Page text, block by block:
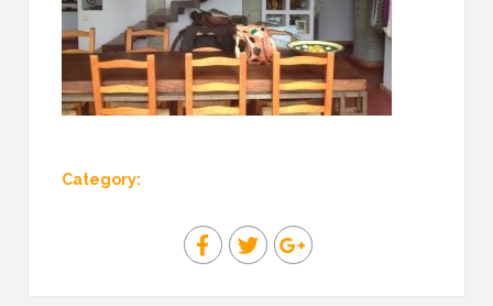
Category: